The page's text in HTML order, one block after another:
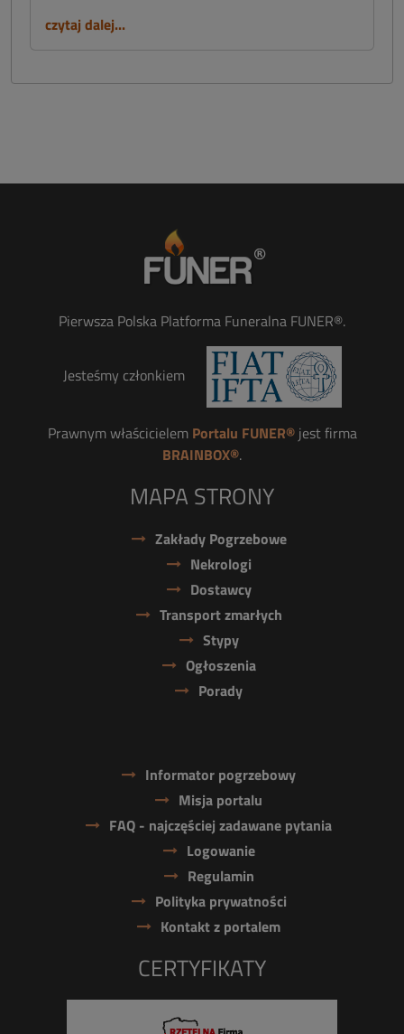
czytaj dalej...
Pierwsza Polska Platforma Funeralna FUNER®.
Jesteśmy członkiem
Prawnym właścicielem Portalu FUNER®jest firma
BRAINBOX®.
MAPA STRONY
Zakłady Pogrzebowe
Nekrologi
Dostawcy
Transport zmarłych
Stypy
Ogłoszenia
Porady
Informator pogrzebowy
Misja portalu
FAQ - najczęściej zadawane pytania
Logowanie
Regulamin
Polityka prywatności
Kontakt z portalem
CERTYFIKATY